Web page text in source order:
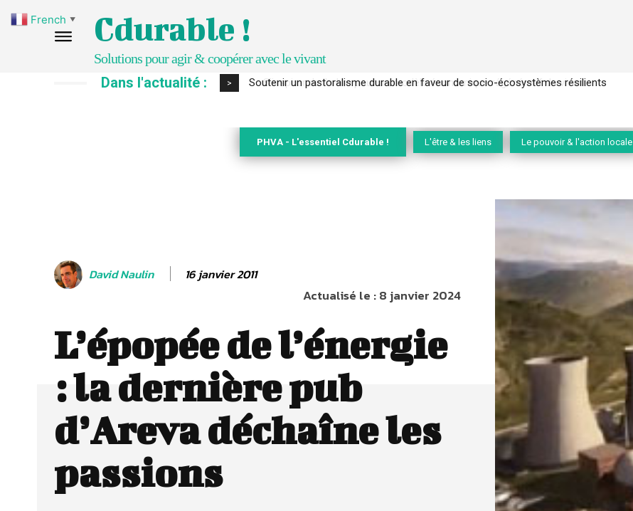
Cdurable !
Solutions pour agir & coopérer avec le vivant
Dans l'actualité : > S’inspirer de l’arbre pour un modèle économique régénératif du vivant …
PHVA - L'essentiel Cdurable ! L'être & les liens Le pouvoir & l'action locale
David Naulin 16 janvier 2011
Actualisé le :8 janvier 2024
L’épopée de l’énergie
: la dernière pub
d’Areva déchaîne les
passions
French ▼